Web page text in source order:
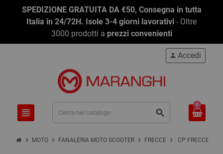
SPEDIZIONE GRATUITA DA €50, Consegna in tutta
Italia in 24/72H. Isole 3-4 giorni lavorativi - Oltre
3000 prodotti a prezzi convenienti
view_headline search
person Accedi
0
chevron_right MOTO chevron_right FANALERIA MOTO SCOOTER chevron_right FRECCE chevron_right CP FRECCE